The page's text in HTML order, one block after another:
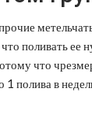
поливать ее
что
полива в